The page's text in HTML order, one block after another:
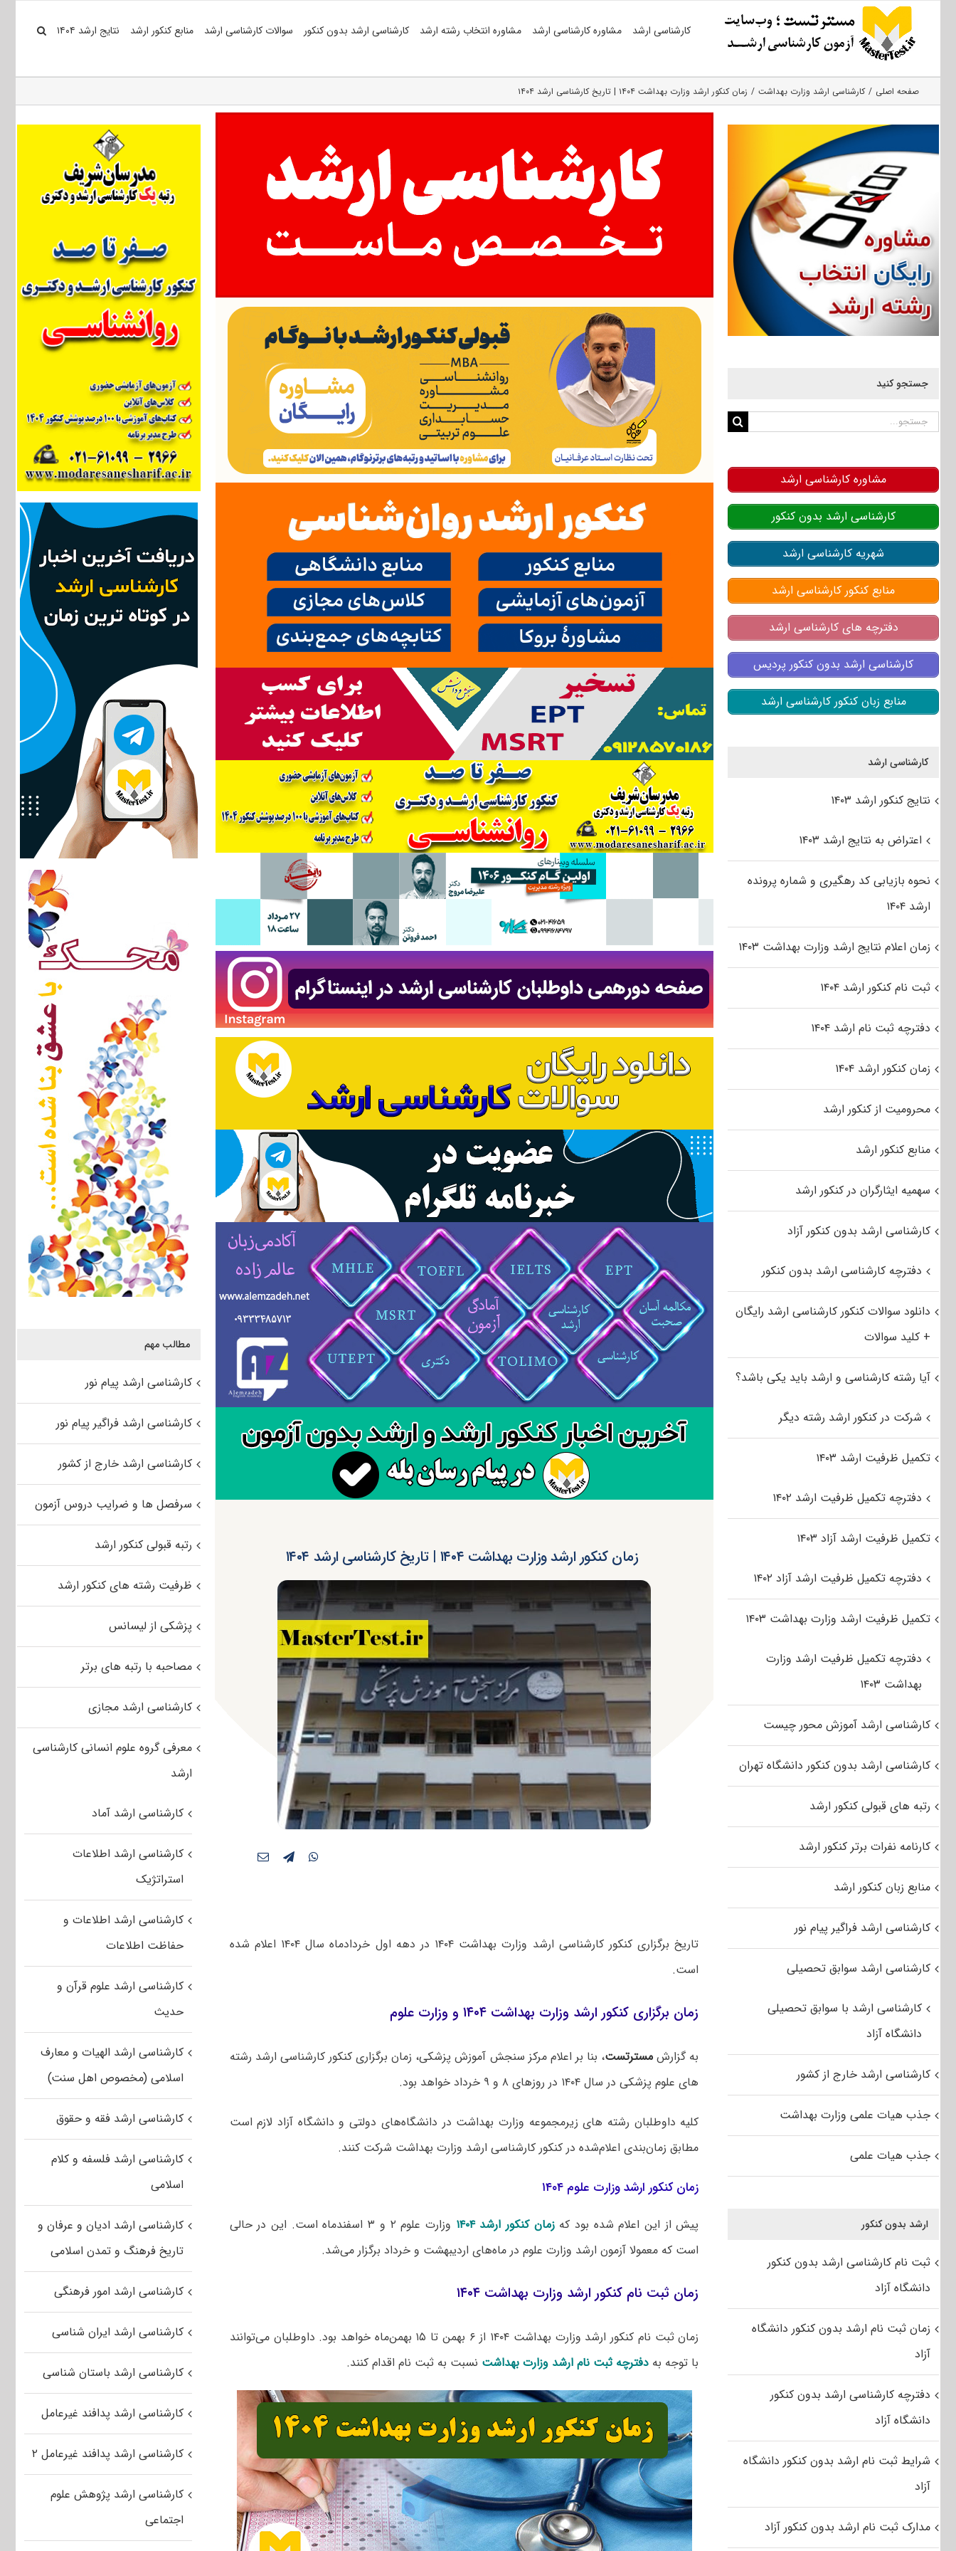
کارشناسی ارشد مشاوره کارشناسی ارشد مشاوره انتخاب رشته ارشد کارشناسی ارشد بدون کنکور سوالات کارشناسی ارشد منابع کنکور ارشد نتایج ارشد ۱۴۰۴
صفحه اصلی کارشناسی ارشد وزارت بهداشت زمان کنکور ارشد وزارت بهداشت ۱۴۰۴ | تاریخ کارشناسی ارشد ۱۴۰۴
زمان کنکور ارشد وزارت بهداشت ۱۴۰۴ | تاریخ کارشناسی ارشد ۱۴۰۴
تاریخ برگزاری کنکور کارشناسی ارشد وزارت بهداشت ۱۴۰۴ در دهه اول خردادماه سال ۱۴۰۴ اعلام شده
است.
زمان برگزاری کنکور ارشد وزارت بهداشت ۱۴۰۴ و وزارت علوم
به گزارش مسترتست، بنا بر اعلام مرکز سنجش آموزش پزشکی، زمان برگزاری کنکور کارشناسی ارشد رشته
های علوم پزشکی در سال ۱۴۰۴ در روزهای ۸ و ۹ خرداد خواهد بود.
کلیه داوطلبان رشته های زیرمجموعه وزارت بهداشت در دانشگاه‌های دولتی و دانشگاه‌ آزاد لازم است
مطابق زمان‌بندی اعلام‌شده در کنکور کارشناسی ارشد وزارت بهداشت شرکت کنند.
زمان کنکور ارشد وزارت علوم ۱۴۰۴
پیش از این اعلام شده بود کهزمان کنکور ارشد ۱۴۰۴
وزارت علوم ۲ و ۳ اسفندماه است. این در حالی
است که معمولا آزمون ارشد وزارت علوم در ماه‌های اردیبهشت و خرداد برگزار می‌شد.
زمان ثبت نام کنکور ارشد وزارت بهداشت ۱۴۰۴
زمان ثبت نام کنکور ارشد وزارت بهداشت ۱۴۰۴ از ۶ بهمن تا ۱۵ بهمن‌ماه خواهد بود. داوطلبان می‌توانند
با توجه به دفترچه ثبت نام ارشد وزارت بهداشت نسبت به ثبت نام اقدام کنند.
مطالب مهم
کارشناسی ارشد پیام نور
کارشناسی ارشد فراگیر پیام نور
کارشناسی ارشد خارج از کشور
سرفصل ها و ضرایب دروس آزمون
رتبه قبولی کنکور ارشد
ظرفیت رشته های کنکور ارشد
پزشکی از لیسانس
مصاحبه با رتبه های برتر
کارشناسی ارشد مجازی
معرفی گروه علوم انسانی کارشناسی
ارشد
کارشناسی ارشد آماد
کارشناسی ارشد اطلاعات
استراتژیک
کارشناسی ارشد اطلاعات و
حفاظت اطلاعات
کارشناسی ارشد علوم قرآن و
حدیث
کارشناسی ارشد الهیات و معارف
اسلامی (مخصوص اهل سنت)
کارشناسی ارشد فقه و حقوق
کارشناسی ارشد فلسفه و کلام
اسلامی
کارشناسی ارشد ادیان و عرفان و
تاریخ فرهنگ و تمدن اسلامی
کارشناسی ارشد امور فرهنگی
کارشناسی ارشد ایران شناسی
کارشناسی ارشد باستان شناسی
کارشناسی ارشد پدافند غیرعامل
کارشناسی ارشد پدافند غیرعامل ۲
کارشناسی ارشد پژوهش علوم
اجتماعی
جستجو کنید
جستجو
مشاوره کارشناسی ارشد
کارشناسی ارشد بدون کنکور
شهریه کارشناسی ارشد
منابع کنکور کارشناسی ارشد
دفترچه های کارشناسی ارشد
کارشناسی ارشد بدون کنکور پردیس
منابع زبان کنکور کارشناسی ارشد
کارشناسی ارشد
نتایج کنکور ارشد ۱۴۰۳
اعتراض به نتایج ارشد ۱۴۰۳
نحوه بازیابی کد رهگیری و شماره پرونده
ارشد ۱۴۰۴
زمان اعلام نتایج ارشد وزارت بهداشت ۱۴۰۳
ثبت نام کنکور ارشد ۱۴۰۴
دفترچه ثبت نام ارشد ۱۴۰۴
زمان کنکور ارشد ۱۴۰۴
محرومیت از کنکور ارشد
منابع کنکور ارشد
سهمیه ایثارگران در کنکور ارشد
کارشناسی ارشد بدون کنکور آزاد
دفترچه کارشناسی ارشد بدون کنکور
دانلود سوالات کنکور کارشناسی ارشد رایگان
+ کلید سوالات
آیا رشته کارشناسی و ارشد باید یکی باشد؟
شرکت در کنکور ارشد رشته دیگر
تکمیل ظرفیت ارشد ۱۴۰۳
دفترچه تکمیل ظرفیت ارشد ۱۴۰۲
تکمیل ظرفیت ارشد آزاد ۱۴۰۳
دفترچه تکمیل ظرفیت ارشد آزاد ۱۴۰۲
تکمیل ظرفیت ارشد وزارت بهداشت ۱۴۰۳
دفترچه تکمیل ظرفیت ارشد وزارت
بهداشت ۱۴۰۳
کارشناسی ارشد آموزش محور چیست
کارشناسی ارشد بدون کنکور دانشگاه تهران
رتبه های قبولی کنکور ارشد
کارنامه نفرات برتر کنکور ارشد
منابع زبان کنکور ارشد
کارشناسی ارشد فراگیر پیام نور
کارشناسی ارشد سوابق تحصیلی
کارشناسی ارشد با سوابق تحصیلی
دانشگاه آزاد
کارشناسی ارشد خارج از کشور
جذب هیات علمی وزارت بهداشت
جذب هیات علمی
ارشد بدون کنکور
ثبت نام کارشناسی ارشد بدون کنکور
دانشگاه آزاد
زمان ثبت نام ارشد بدون کنکور دانشگاه
آزاد
دفترچه کارشناسی ارشد بدون کنکور
دانشگاه آزاد
شرایط ثبت نام ارشد بدون کنکور دانشگاه
آزاد
مدارک ثبت نام ارشد بدون کنکور آزاد